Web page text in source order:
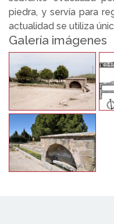
piedra, y servía para
actualidad se utiliza
Galería imágenes